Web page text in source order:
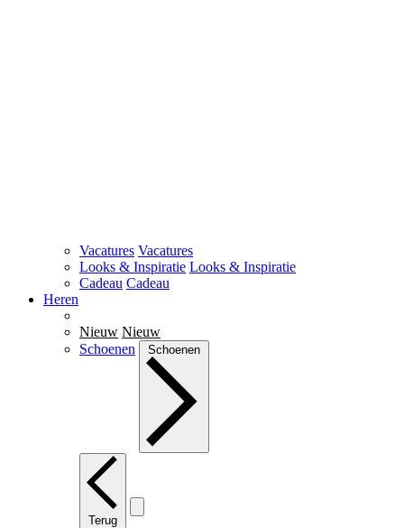
Vacatures Vacatures
Looks & Inspiratie Looks & Inspiratie
Cadeau Cadeau
Heren
Nieuw Nieuw
Schoenen
Schoenen
Terug